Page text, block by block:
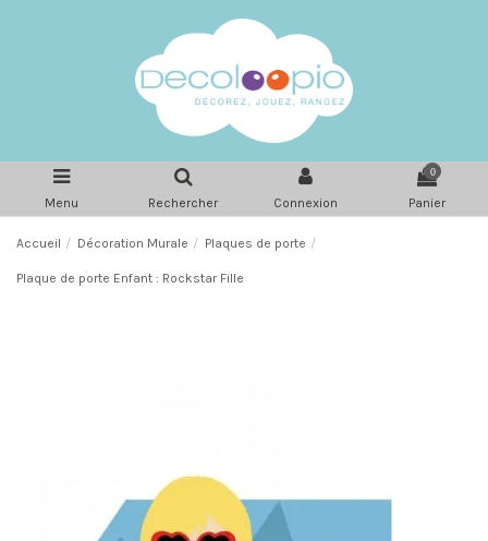
Menu Rechercher Connexion
0
Panier
Accueil Décoration Murale Plaques de porte
Plaque de porte Enfant : Rockstar Fille